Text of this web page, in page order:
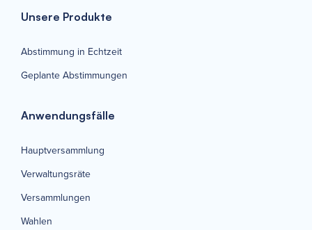
Unsere Produkte
Abstimmung in Echtzeit
Geplante Abstimmungen
Anwendungsfälle
Hauptversammlung
Verwaltungsräte
Versammlungen
Wahlen